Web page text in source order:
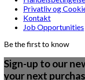
Privatliv og
Kontakt
Job Opportunities
Be the first to know
Sign-up to our
your next